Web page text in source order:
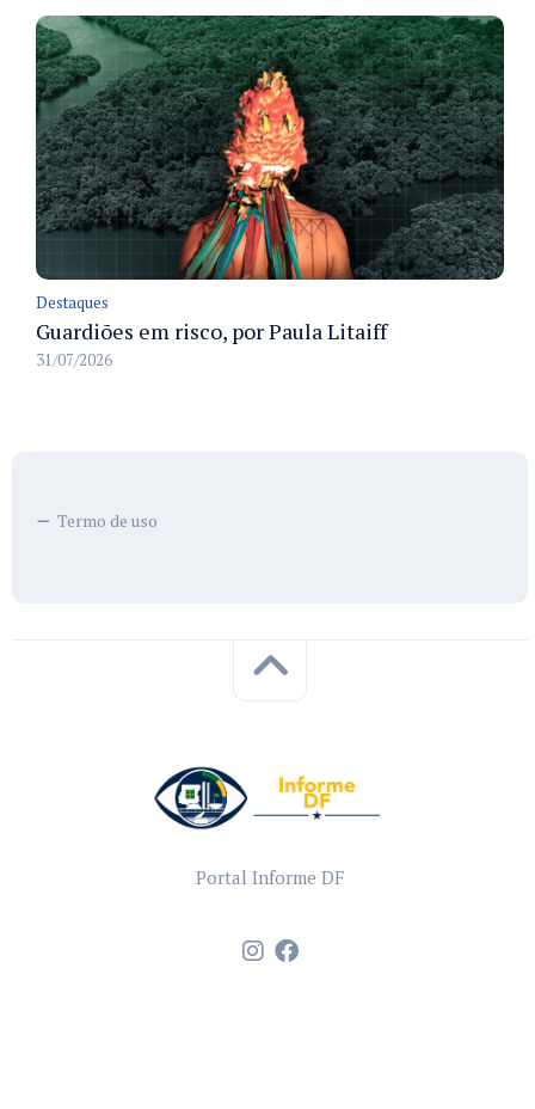
Destaques
Guardiões em risco, por Paula Litaiff
31/07/2026
Termo de uso
Portal Informe DF